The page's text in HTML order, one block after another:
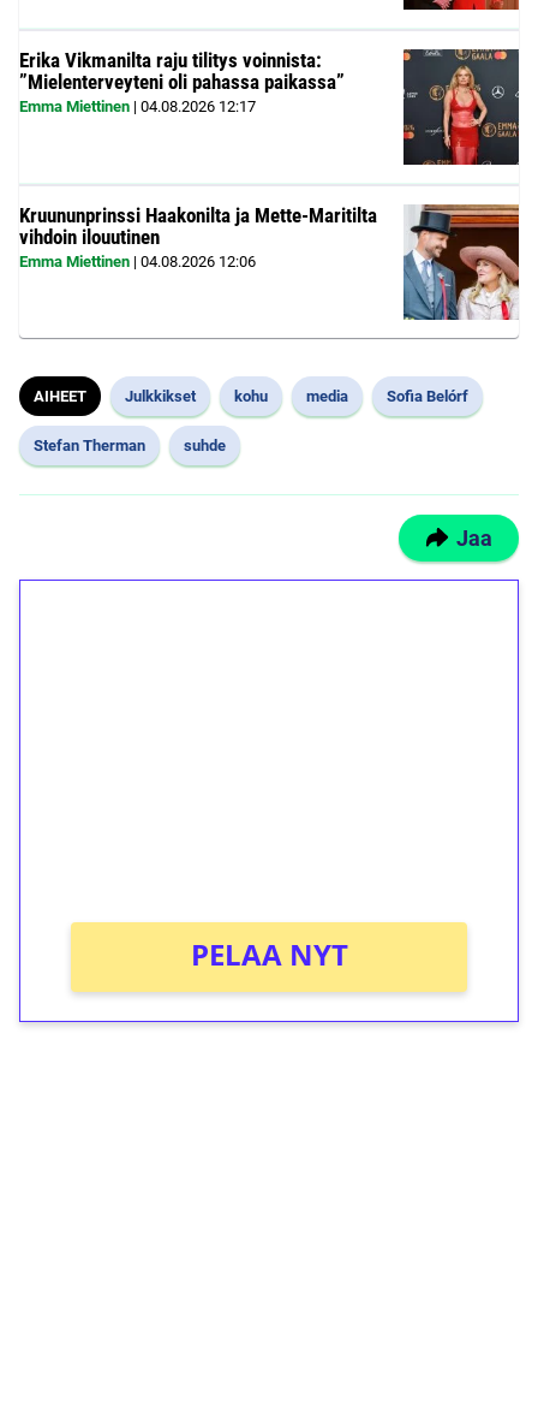
Erika Vikmanilta raju tilitys voinnista:
”Mielenterveyteni oli pahassa paikassa”
Emma Miettinen | 04.08.2026 12:17
Kruununprinssi Haakonilta ja Mette-Maritilta
vihdoin ilouutinen
Emma Miettinen | 04.08.2026 12:06
AIHEET Julkkikset kohu media Sofia Belórf
Stefan Therman suhde
Jaa
PELAA NYT